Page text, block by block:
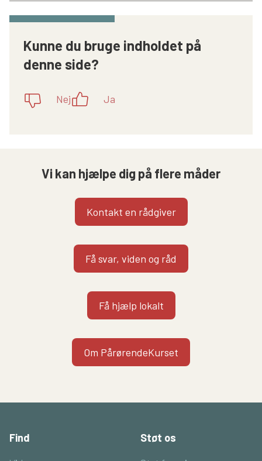
Kunne du bruge indholdet på
denne side?
Nej Ja
Vi kan hjælpe dig på flere måder
Kontakt en rådgiver
Få svar, viden og råd
Få hjælp lokalt
Om PårørendeKurset
Find
Støt os